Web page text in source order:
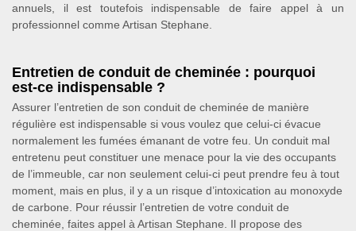
annuels, il est toutefois indispensable de faire appel à un
professionnel comme Artisan Stephane.
Entretien de conduit de cheminée : pourquoi
est-ce indispensable ?
Assurer l’entretien de son conduit de cheminée de manière
régulière est indispensable si vous voulez que celui-ci évacue
normalement les fumées émanant de votre feu. Un conduit mal
entretenu peut constituer une menace pour la vie des occupants
de l’immeuble, car non seulement celui-ci peut prendre feu à tout
moment, mais en plus, il y a un risque d’intoxication au monoxyde
de carbone. Pour réussir l’entretien de votre conduit de
cheminée, faites appel à Artisan Stephane. Il propose des